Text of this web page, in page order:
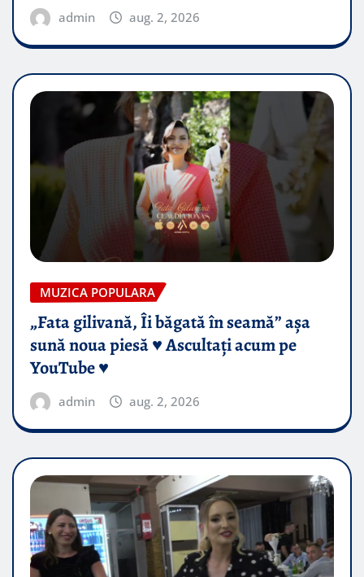
admin aug. 2, 2026
MUZICA POPULARA
„Fata gilivană, Îi băgată în seamă” așa
sună noua piesă ♥️ Ascultați acum pe
YouTube ♥️
admin aug. 2, 2026